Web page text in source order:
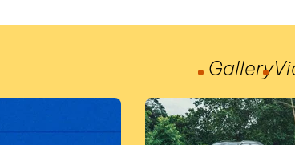
Gallery